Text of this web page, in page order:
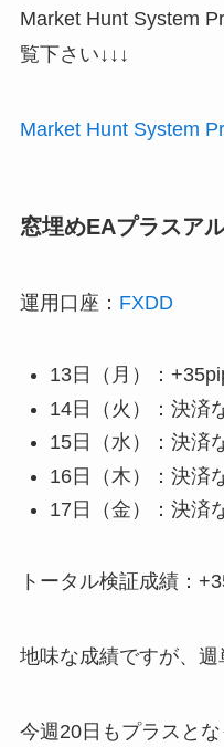
Market Hunt System
覧下さい↓↓↓
Market Hunt System
窓埋めEAプラスア
運用口座： FXDD
13日（月）：
14日（火）：決済
15日（水）：決済
16日（木）：決済
17日（金）：決済
トータル検証成績：
地味な成績ですが、週
今週20日もプラスと